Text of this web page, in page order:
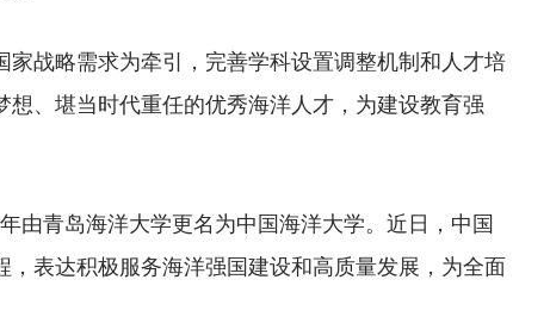
战略需求为牵引，完善学科设置调整机制和人才培
、堪当时代重任的优秀海洋人才，为建设教育强
青岛海洋大学更名为中国海洋大学。近日，中国
表达积极服务海洋强国建设和高质量发展，为全面